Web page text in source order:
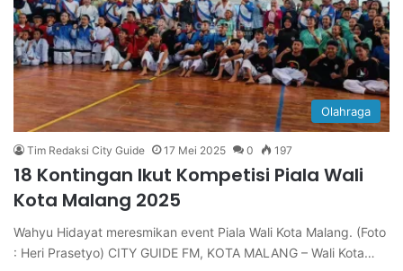
Olahraga
Tim Redaksi City Guide 17 Mei 2025 0 197
18 Kontingan Ikut Kompetisi Piala Wali
Kota Malang 2025
Wahyu Hidayat meresmikan event Piala Wali Kota Malang. (Foto
: Heri Prasetyo) CITY GUIDE FM, KOTA MALANG – Wali Kota…